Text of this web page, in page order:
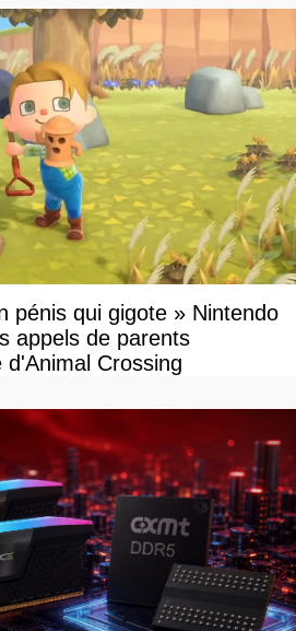
pénis qui gigote » Nintendo
appels de parents
Crossing